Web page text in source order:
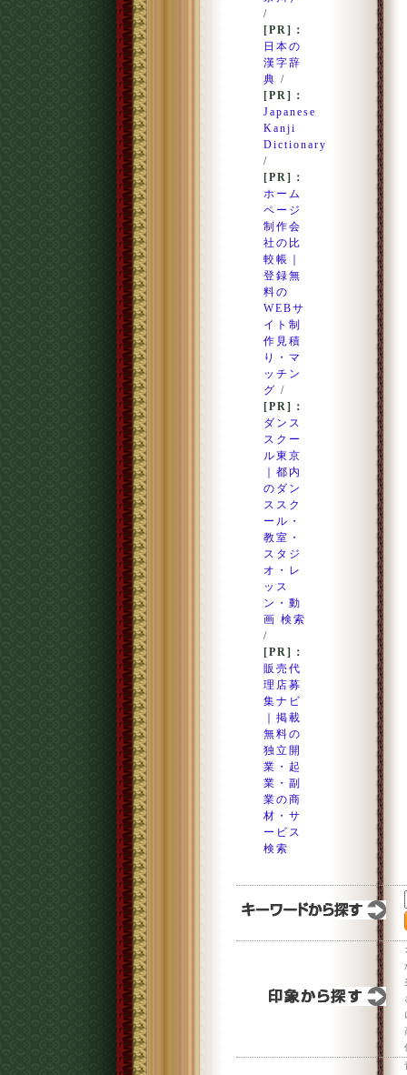
/
[PR]：
日本の
漢字辞
典 /
[PR]：
Japanese
Kanji
Dictionary
/
[PR]：
ホーム
ページ
制作会
社の比
較帳｜
登録無
料の
WEBサ
イト制
作見積
り・マ
ッチン
グ /
[PR]：
ダンス
スクー
ル東京
｜都内
のダン
ススク
ール・
教室・
スタジ
オ・レ
ッス
ン・動
画 検索
/
[PR]：
販売代
理店募
集ナビ
｜掲載
無料の
独立開
業・起
業・副
業の商
材・サ
ービス
検索